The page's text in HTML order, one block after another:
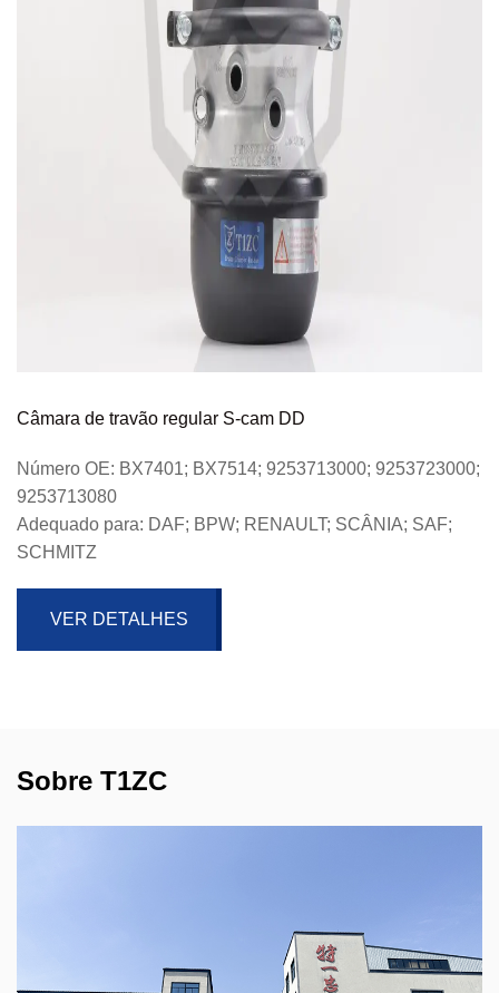
Câmara de travão regular S-cam DD
Número OE: BX7401; BX7514; 9253713000; 9253723000;
9253713080
Adequado para: DAF; BPW; RENAULT; SCÂNIA; SAF;
SCHMITZ
VER DETALHES
Sobre T1ZC